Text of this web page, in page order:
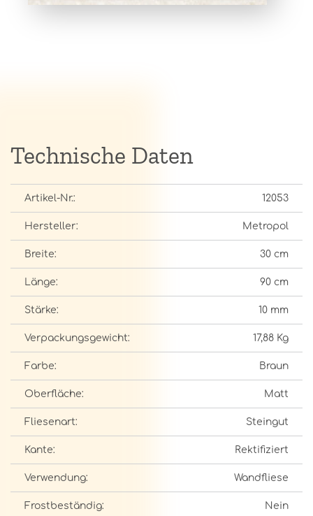
Technische Daten
Artikel-Nr.: 12053
Hersteller: Metropol
Breite: 30 cm
Länge: 90 cm
Stärke: 10 mm
Verpackungsgewicht: 17,88 Kg
Farbe: Braun
Oberfläche: Matt
Fliesenart: Steingut
Kante: Rektifiziert
Verwendung: Wandfliese
Frostbeständig: Nein